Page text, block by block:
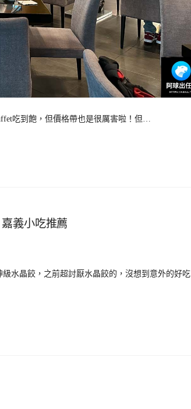
吃到飽，但價格帶也是很厲害啦！但…
義小吃推薦
水晶餃，之前超討厭水晶餃的，沒想到意外的好吃